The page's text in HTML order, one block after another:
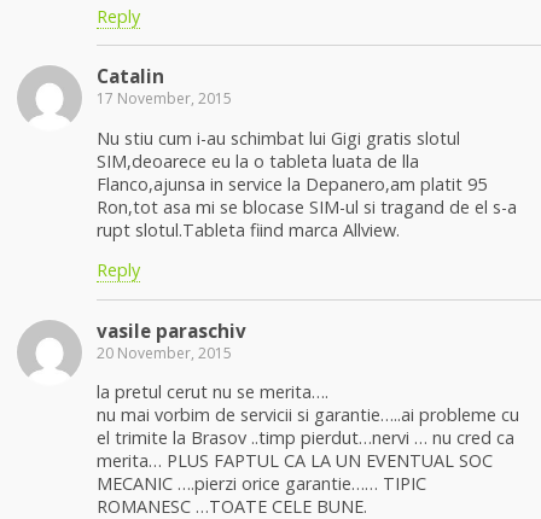
Reply
Catalin
17 November, 2015
Nu stiu cum i-au schimbat lui Gigi gratis slotul
SIM,deoarece eu la o tableta luata de lla
Flanco,ajunsa in service la Depanero,am platit 95
Ron,tot asa mi se blocase SIM-ul si tragand de el s-a
rupt slotul.Tableta fiind marca Allview.
Reply
vasile paraschiv
20 November, 2015
la pretul cerut nu se merita….
nu mai vorbim de servicii si garantie…..ai probleme cu
el trimite la Brasov ..timp pierdut…nervi … nu cred ca
merita… PLUS FAPTUL CA LA UN EVENTUAL SOC
MECANIC ….pierzi orice garantie…… TIPIC
ROMANESC …TOATE CELE BUNE.